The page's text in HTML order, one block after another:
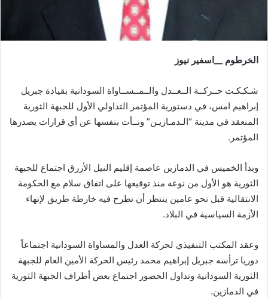
الخرطوم __اسفير نيوز
شـكـكـت حــركــة الــعــدل والــمــســاواة السودانية بقيادة جبريل
إبراهيم امس، في دستورية المؤتمر التداولي الأول للجبهة الثورية
المنعقد في مدينة “الـدمـازيـن” ونــأت بنفسها عن أي قرارات يصدرها
المؤتمر.
وبدأ الخميس في الدمازين عاصمة إقليم النيل الأزرق اجتماع للجبهة
الثورية هو الأول من نوعه منذ توقيعها على اتفاق سلام مع الحكومة
الانتقالية قبل نحو عامين ينتظر أن تطرح فيه خارطة طريق لإنهاء
الأزمة السياسية في البلاد.
وعقد المكتب التنفيذي لحركة العدل والمساواة السودانية اجتماعاً
دوريا ترأسه جبريل إبراهيم محمد رئيس الحركة الأمين العام للجبهة
الثورية السودانية وتداول الحضور اجتماع بعض أطراف الجبهة الثورية
في الدمازين.